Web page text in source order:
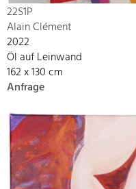
22S1P
Alain Clément
2022
Öl auf Leinwand
162 x 130 cm
Anfrage